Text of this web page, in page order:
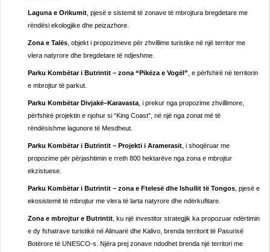
Laguna e Orikumit , pjesë e sistemit të zonave të mbrojtura bregdetare me
rëndësi ekologjike dhe peizazhore.
Zona e Talës , objekt i propozimeve për zhvillime turistike në një territor me
vlera natyrore dhe bregdetare të ndjeshme.
Parku Kombëtar i Butrintit – zona “Pikëza e Vogël” , e përfshirë në territorin
e mbrojtur të parkut.
Parku Kombëtar Divjakë–Karavasta , i prekur nga propozime zhvillimore,
përfshirë projektin e njohur si “King Coast”, në një nga zonat më të
rëndësishme lagunore të Mesdheut.
Parku Kombëtar i Butrintit – Projekti i Aramerasit , i shoqëruar me
propozime për përjashtimin e rreth 800 hektarëve nga zona e mbrojtur
ekzistuese.
Parku Kombëtar i Butrintit – zona e Ftelesë dhe Ishullit të Tongos , pjesë e
ekosistemit të mbrojtur me vlera të larta natyrore dhe ndërkufitare.
Zona e mbrojtur e Butrintit , ku një investitor strategjik ka propozuar ndërtimin
e dy fshatrave turistikë në Alinuarë dhe Kalivo, brenda territorit të Pasurisë
Botërore të UNESCO-s. Njëra prej zonave ndodhet brenda një territori me